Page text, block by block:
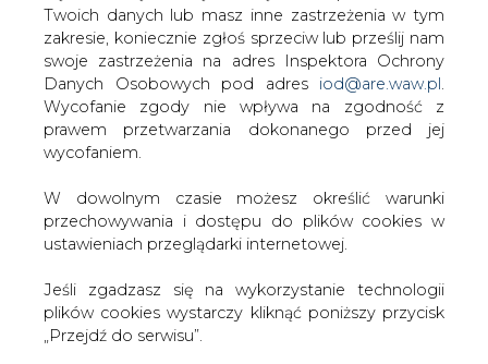
Twoich danych lub masz inne zastrzeżenia w tym
zakresie, koniecznie zgłoś sprzeciw lub prześlij nam
swoje zastrzeżenia na adres Inspektora Ochrony
Danych Osobowych pod adres iod@are.waw.pl
Wycofanie zgody nie wpływa na zgodność z
prawem przetwarzania dokonanego przed jej
wycofaniem.
W dowolnym czasie możesz określić warunki
przechowywania i dostępu do plików cookies w
ustawieniach przeglądarki internetowej.
Jeśli zgadzasz się na wykorzystanie technologii
plików cookies wystarczy kliknąć poniższy przycisk
„Przejdź do serwisu”.
Firma poinformowała w osobnych komunikatach, że
szacunkowa wartość umowy na dostawę i odbiór
etylobenzenu wynosi 6 mld zł, zaś w przypadku dostawy
i odbioru butadienu wartość umowy sięga 2,5 mld zł.
W ramach umowy PKN Orlen zobowiązany jest do
uruchomienia produkcji i uruchomienia dostaw
Obie umowy zostały zawarte "na czas oznaczony 15 lat
Po trzech kwartałach 2006 r. FCh Dwory miała 17,70 mln
zł zysku wobec 34,03 mln zł zysku rok wcześniej przy